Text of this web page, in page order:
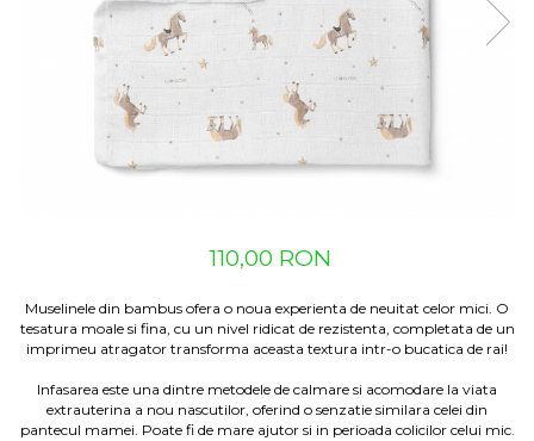
Suzete Silicon
Try It Bibs Denmark
110,00 RON
Muselinele din bambus ofera o noua experienta de neuitat celor mici. O
tesatura moale si fina, cu un nivel ridicat de rezistenta, completata de un
imprimeu atragator transforma aceasta textura intr-o bucatica de rai!
Infasarea este una dintre metodele de calmare si acomodare la viata
extrauterina a nou nascutilor, oferind o senzatie similara celei din
pantecul mamei. Poate fi de mare ajutor si in perioada colicilor celui mic.